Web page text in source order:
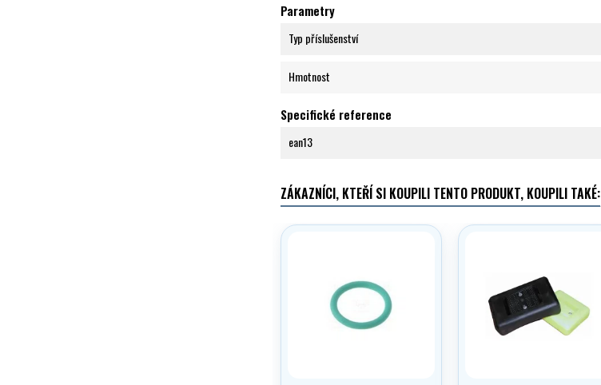
Parametry
Typ příslušenství
Hmotnost
Specifické reference
ean13
ZÁKAZNÍCI, KTEŘÍ SI KOUPILI TENTO PRODUKT, KOUPILI TAKÉ: